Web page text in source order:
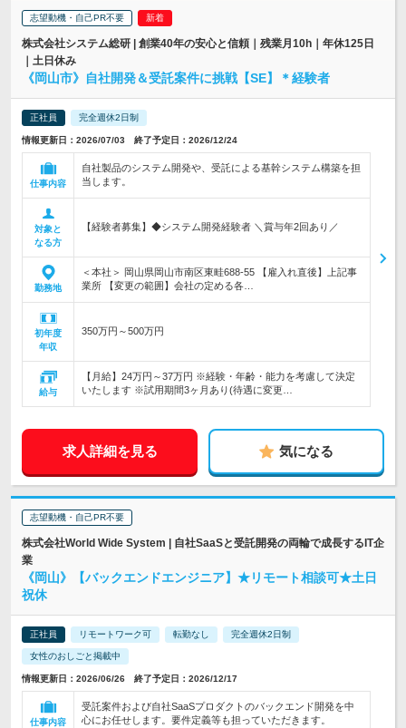
志望動機・自己PR不要
株式会社システム総研 | 創業40年の安心と信頼｜残業月10h｜年休125日
｜土日休み
《岡山市》自社開発＆受託案件に挑戦【SE】＊経験者
正社員 完全週休2日制
情報更新日：2026/07/03 終了予定日：2026/12/24
仕事内容
自社製品のシステム開発や、受託による基幹システム構築を担
当します。
対象と
なる方
【経験者募集】◆システム開発経験者 ＼賞与年2回あり／
勤務地
＜本社＞ 岡山県岡山市南区東畦688-55 【雇入れ直後】上記事
業所 【変更の範囲】会社の定める各…
初年度
年収
350万円～500万円
給与
【月給】24万円～37万円 ※経験・年齢・能力を考慮して決定
いたします ※試用期間3ヶ月あり(待遇に変更…
求人詳細を見る 気になる
志望動機・自己PR不要
株式会社World Wide System | 自社SaaSと受託開発の両輪で成長するIT企
業
《岡山》【バックエンドエンジニア】★リモート相談可★土日
祝休
正社員 リモートワーク可 転勤なし 完全週休2日制
女性のおしごと掲載中
情報更新日：2026/06/26 終了予定日：2026/12/17
仕事内容
受託案件および自社SaaSプロダクトのバックエンド開発を中
心にお任せします。要件定義等も担っていただきます。